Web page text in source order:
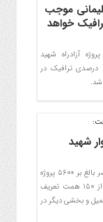
موجب
ترافیک خواهد
آزادراه شهید
سلیمانی منجر به کاهش 50 درصدی ترافیک در
شد.
شهید
وزیر کشور گفت: در حال حاضر بالغ بر ۵۶۰۰ پروژه
در سطح استان البرز با بیش از ۱۵۰ همت تعریف
و بخشی دیگر در